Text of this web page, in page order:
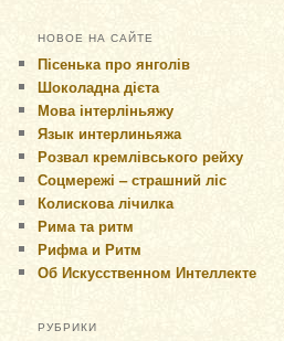
НОВОЕ НА САЙТЕ
Пісенька про янголів
Шоколадна дієта
Мова інтерліньяжу
Язык интерлиньяжа
Розвал кремлівського рейху
Соцмережі – страшний ліс
Колискова лічилка
Рима та ритм
Рифма и Ритм
Об Искусственном Интеллекте
РУБРИКИ